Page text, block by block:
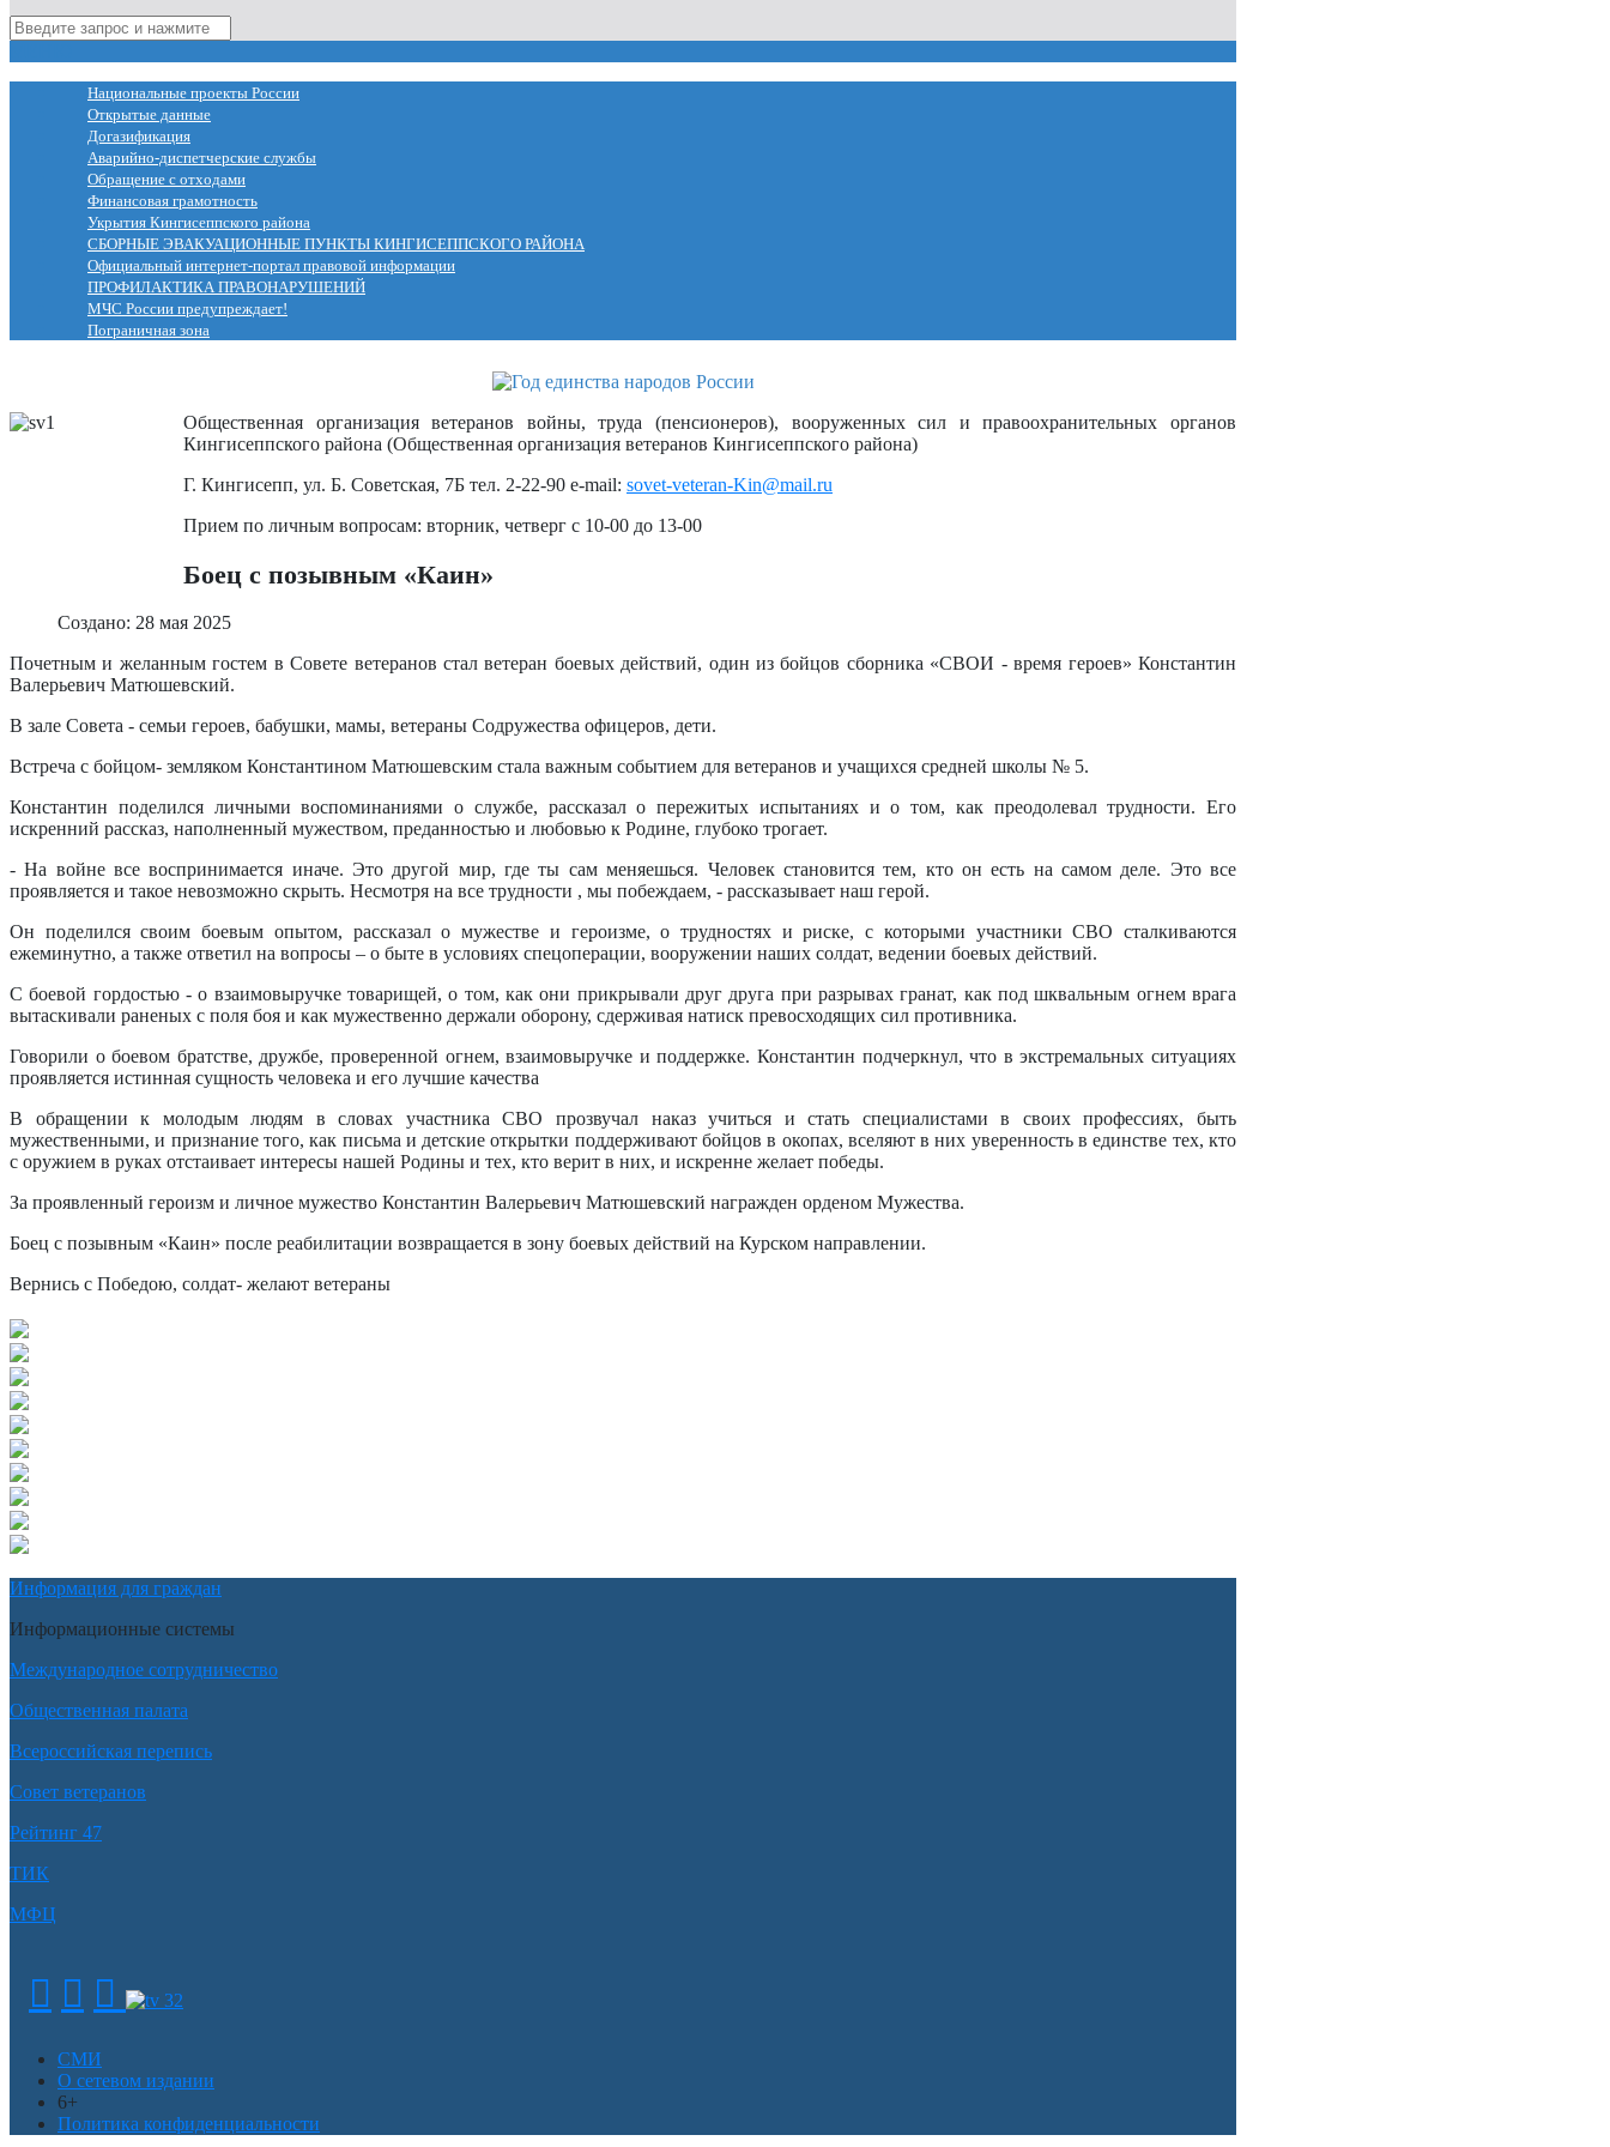
Национальные проекты России
Открытые данные
Догазификация
Аварийно-диспетчерские службы
Обращение с отходами
Финансовая грамотность
Укрытия Кингисеппского района
СБОРНЫЕ ЭВАКУАЦИОННЫЕ ПУНКТЫ КИНГИСЕППСКОГО РАЙОНА
Официальный интернет-портал правовой информации
ПРОФИЛАКТИКА ПРАВОНАРУШЕНИЙ
МЧС России предупреждает!
Пограничная зона
Общественная организация ветеранов войны, труда (пенсионеров), вооруженных сил и правоохранительных органов
Кингисеппского района (Общественная организация ветеранов Кингисеппского района)
Г. Кингисепп, ул. Б. Советская, 7Б тел. 2-22-90 e-mail: sovet-veteran-Kin@mail.ru
Прием по личным вопросам: вторник, четверг с 10-00 до 13-00
Боец с позывным «Каин»
Создано: 28 мая 2025
Почетным и желанным гостем в Совете ветеранов стал ветеран боевых действий, один из бойцов сборника «СВОИ - время героев» Константин
Валерьевич Матюшевский.
В зале Совета - семьи героев, бабушки, мамы, ветераны Содружества офицеров, дети.
Встреча с бойцом- земляком Константином Матюшевским стала важным событием для ветеранов и учащихся средней школы № 5.
Константин поделился личными воспоминаниями о службе, рассказал о пережитых испытаниях и о том, как преодолевал трудности. Его
искренний рассказ, наполненный мужеством, преданностью и любовью к Родине, глубоко трогает.
- На войне все воспринимается иначе. Это другой мир, где ты сам меняешься. Человек становится тем, кто он есть на самом деле. Это все
проявляется и такое невозможно скрыть. Несмотря на все трудности , мы побеждаем, - рассказывает наш герой.
Он поделился своим боевым опытом, рассказал о мужестве и героизме, о трудностях и риске, с которыми участники СВО сталкиваются
ежеминутно, а также ответил на вопросы – о быте в условиях спецоперации, вооружении наших солдат, ведении боевых действий.
С боевой гордостью - о взаимовыручке товарищей, о том, как они прикрывали друг друга при разрывах гранат, как под шквальным огнем врага
вытаскивали раненых с поля боя и как мужественно держали оборону, сдерживая натиск превосходящих сил противника.
Говорили о боевом братстве, дружбе, проверенной огнем, взаимовыручке и поддержке. Константин подчеркнул, что в экстремальных ситуациях
проявляется истинная сущность человека и его лучшие качества
В обращении к молодым людям в словах участника СВО прозвучал наказ учиться и стать специалистами в своих профессиях, быть
мужественными, и признание того, как письма и детские открытки поддерживают бойцов в окопах, вселяют в них уверенность в единстве тех, кто
с оружием в руках отстаивает интересы нашей Родины и тех, кто верит в них, и искренне желает победы.
За проявленный героизм и личное мужество Константин Валерьевич Матюшевский награжден орденом Мужества.
Боец с позывным «Каин» после реабилитации возвращается в зону боевых действий на Курском направлении.
Вернись с Победою, солдат- желают ветераны
Информация для граждан
Информационные системы
Международное сотрудничество
Общественная палата
Всероссийская перепись
Совет ветеранов
Рейтинг 47
ТИК
МФЦ
СМИ
О сетевом издании
6+
Политика конфиденциальности